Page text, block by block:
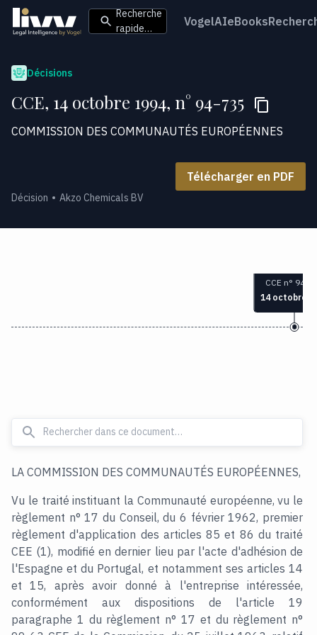
Recherche
rapide…
VogelAIeBooks
Décisions
CCE, 14 octobre 1994, n° 94-735
COMMISSION DES COMMUNAUTÉS EUROPÉENNES
Télécharger en PDF
Décision Akzo Chemicals BV
CCE n° 94-
14 octobre
LA COMMISSION DES COMMUNAUTÉS EUROPÉENNES,
Vu le traité instituant la Communauté européenne, vu le
règlement n° 17 du Conseil, du 6 février 1962, premier
règlement d'application des articles 85 et 86 du traité
CEE (1), modifié en dernier lieu par l'acte d'adhésion de
l'Espagne et du Portugal, et notamment ses articles 14
et 15, après avoir donné à l'entreprise intéressée,
conformément aux dispositions de l'article 19
paragraphe 1 du règlement n° 17 et du règlement n°